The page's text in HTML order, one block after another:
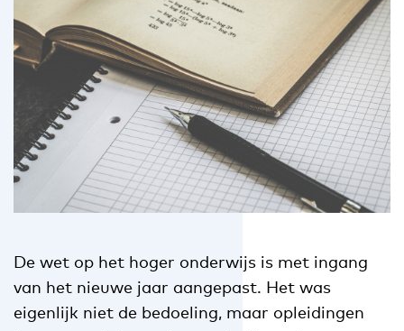
De wet op het hoger onderwijs is met ingang
van het nieuwe jaar aangepast. Het was
eigenlijk niet de bedoeling, maar opleidingen